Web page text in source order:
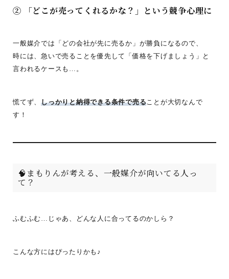
② 「どこが売ってくれるかな？」という競争心理に
一般媒介では「どの会社が先に売るか」が勝負になるので、
時には、急いで売ることを優先して「価格を下げましょう」と
言われるケースも…。
慌てず、 しっかりと納得できる条件で売ることが大切なんで
す！
🧠まもりんが考える、一般媒介が向いてる人っ
て？
ふむふむ…じゃあ、どんな人に合ってるのかしら？
こんな方にはぴったりかも♪